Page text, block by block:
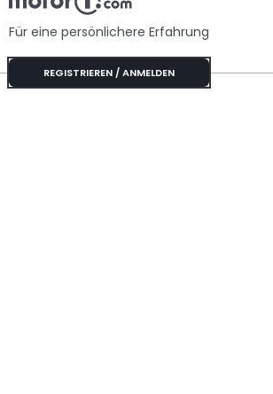
Specials
Für eine persönlichere Erfahrung
REGISTRIEREN / ANMELDEN